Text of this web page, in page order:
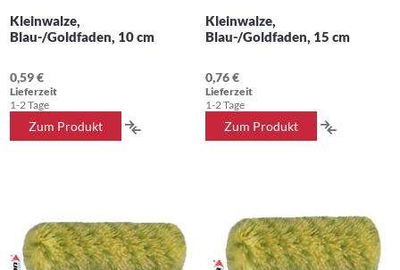
Kleinwalze,
Blau-/Goldfaden, 10 cm
0,59 €
Lieferzeit
1-2 Tage
Zum Produkt
Kleinwalze,
Blau-/Goldfaden, 15 cm
0,76 €
Lieferzeit
1-2 Tage
Zum Produkt